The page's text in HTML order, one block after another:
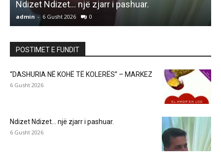
Ndizet Ndizet… një zjarr i pashuar.
admin - 6 Gusht 2026 0
POSTIMET E FUNDIT
“DASHURIA NË KOHË TË KOLERËS” – MARKEZ
6 Gusht 2026
Ndizet Ndizet… një zjarr i pashuar.
6 Gusht 2026